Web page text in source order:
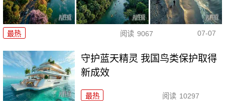
最热 阅读 9067 07-07
守护蓝天精灵 我国鸟类保护取得
新成效
最热 阅读 10297